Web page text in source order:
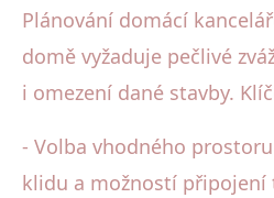
Plánování domácí
domě vyžaduje pečlivé
i omezení dané stavby.
- Volba vhodného
klidu a možností připojení